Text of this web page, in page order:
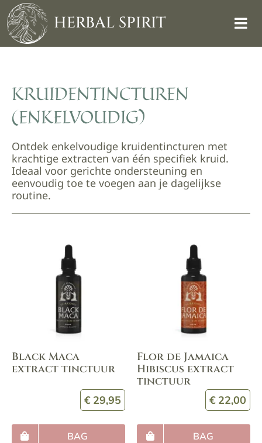
Skip
to
content
HERBAL SPIRIT
KRUIDENTINCTUREN
(ENKELVOUDIG)
Ontdek enkelvoudige kruidentincturen met
krachtige extracten van één specifiek kruid.
Ideaal voor gerichte ondersteuning en
eenvoudig toe te voegen aan je dagelijkse
routine.
Black Maca
extract tinctuur
€ 29,95
BAG
Flor de Jamaica
Hibiscus extract
tinctuur
€ 22,00
BAG